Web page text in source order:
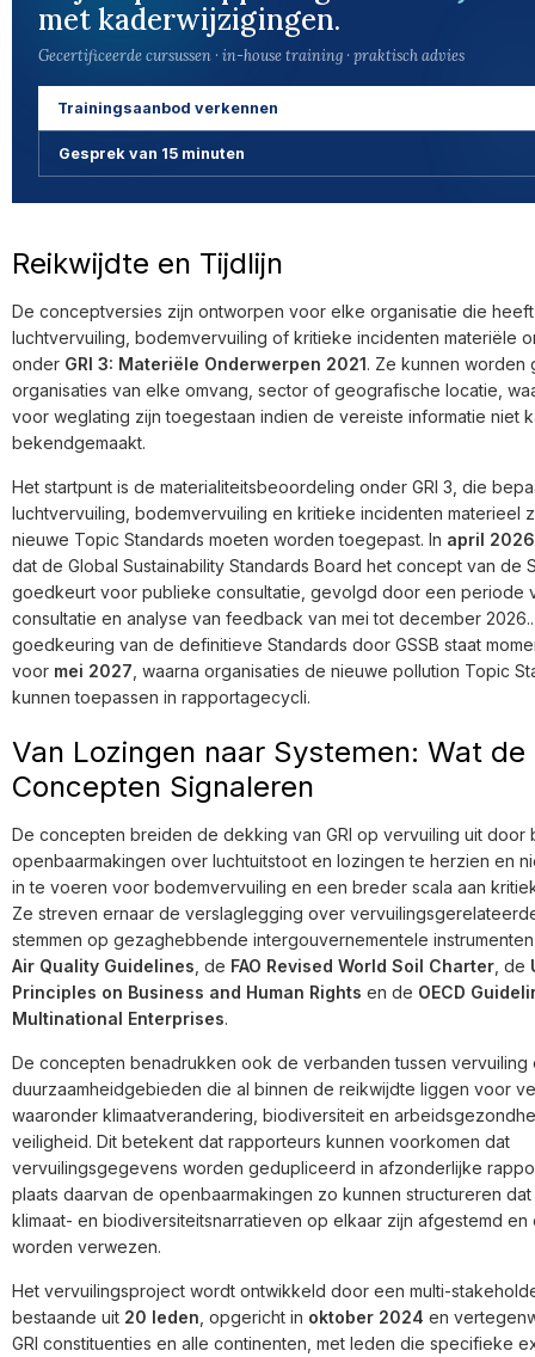
met kaderwijzigingen.
Gecertificeerde cursussen · in-house training · praktisch advies
Trainingsaanbod verkennen
Gesprek van 15 minuten
Reikwijdte en Tijdlijn
De conceptversies zijn ontworpen voor elke organisatie die
luchtvervuiling, bodemvervuiling of kritieke incidenten materiële
onder GRI 3: Materiële Onderwerpen 2021. Ze kunnen worden
organisaties van elke omvang, sector of geografische locatie,
voor weglating zijn toegestaan indien de vereiste informatie niet
bekendgemaakt.
Het startpunt is de materialiteitsbeoordeling onder GRI 3, die
luchtvervuiling, bodemvervuiling en kritieke incidenten materieel
nieuwe Topic Standards moeten worden toegepast. In april 2026
dat de Global Sustainability Standards Board het concept van de
goedkeurt voor publieke consultatie, gevolgd door een periode
consultatie en analyse van feedback van mei tot december
goedkeuring van de definitieve Standards door GSSB staat
voor mei 2027 , waarna organisaties de nieuwe pollution Topic
kunnen toepassen in rapportagecycli.
Van Lozingen naar Systemen: Wat de
Concepten Signaleren
De concepten breiden de dekking van GRI op vervuiling uit door
openbaarmakingen over luchtuitstoot en lozingen te herzien en
in te voeren voor bodemvervuiling en een breder scala aan
Ze streven ernaar de verslaglegging over
stemmen op gezaghebbende intergouvernementele
Air Quality Guidelines , de FAO Revised World Soil Charter , de
Principles on Business and Human Rights en de OECD
Multinational Enterprises.
De concepten benadrukken ook de verbanden tussen vervuiling
duurzaamheidgebieden die al binnen de reikwijdte liggen voor
waaronder klimaatverandering, biodiversiteit en
veiligheid. Dit betekent dat rapporteurs kunnen voorkomen dat
vervuilingsgegevens worden gedupliceerd in afzonderlijke
plaats daarvan de openbaarmakingen zo kunnen structureren
klimaat- en biodiversiteitsnarratieven op elkaar zijn afgestemd en
worden verwezen.
Het vervuilingsproject wordt ontwikkeld door een multi-
bestaande uit 20 leden , opgericht in oktober 2024 en
GRI constituenties en alle continenten, met leden die specifieke